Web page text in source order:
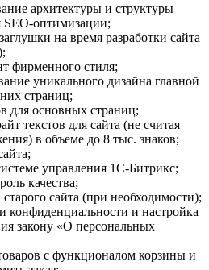
архитектуры и структуры
SEO-оптимизации;
на время разработки сайта
фирменного стиля;
уникального дизайна главной
страниц;
для основных страниц;
текстов для сайта (не считая
в объеме до 8 тыс. знаков;
управления 1С-Битрикс;
качества;
сайта (при необходимости);
конфиденциальности и настройка
закону «О персональных
с функционалом корзины и